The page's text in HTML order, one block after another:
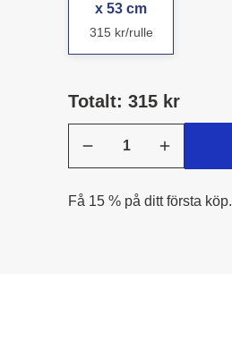
x 53 cm
315 kr/rulle
Totalt: 315 kr
Få 15 % på ditt första köp.